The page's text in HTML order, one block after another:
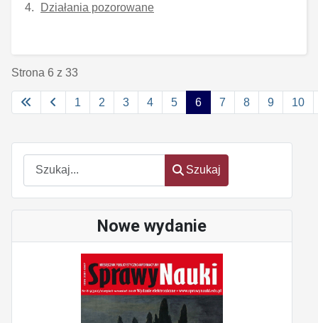
Szukaj
Szukaj
Nowe wydanie
Działania pozorowane
Strona 6 z 33
1 2 3 4 5 6 7 8 9 10